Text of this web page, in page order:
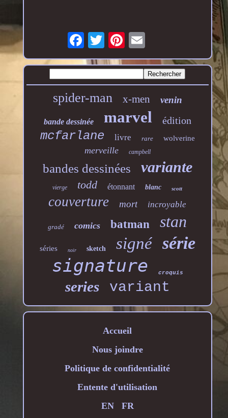
spider-man x-men venin
bande dessinée marvel édition
mcfarlane livre rare wolverine
merveille campbell
bandes dessinées variante
vierge todd étonnant blanc scott
couverture mort incroyable
gradé comics batman stan
séries noir sketch signé série
signature croquis
series variant
Accueil
Nous joindre
Politique de confidentialité
Entente d'utilisation
EN
FR